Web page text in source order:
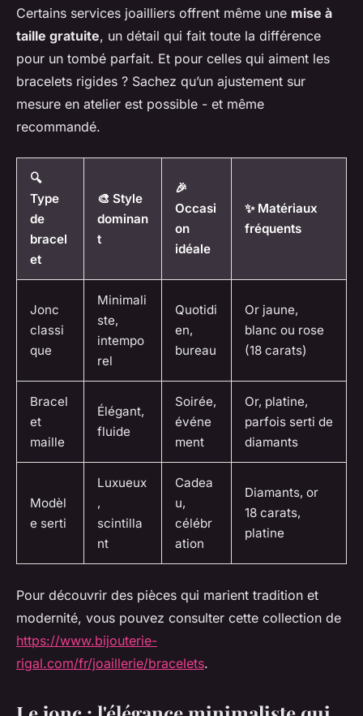
Certains services joailliers offrent même une mise à
taille gratuite, un détail qui fait toute la différence
pour un tombé parfait. Et pour celles qui aiment les
bracelets rigides ? Sachez qu’un ajustement sur
mesure en atelier est possible - et même
recommandé.
🔍
Type
de
bracel
et
🎨 Style
dominan
t
🎉
Occasi
on
idéale
✨ Matériaux
fréquents
Jonc
classi
que
Minimali
ste,
intempo
rel
Quotidi
en,
bureau
Or jaune,
blanc ou rose
(18 carats)
Bracel
et
maille
Élégant,
fluide
Soirée,
événe
ment
Or, platine,
parfois serti de
diamants
Modèl
e serti
Luxueux
,
scintilla
nt
Cadea
u,
célébr
ation
Diamants, or
18 carats,
platine
Pour découvrir des pièces qui marient tradition et
modernité, vous pouvez consulter cette collection de
https://www.bijouterie-
rigal.com/fr/joaillerie/bracelets.